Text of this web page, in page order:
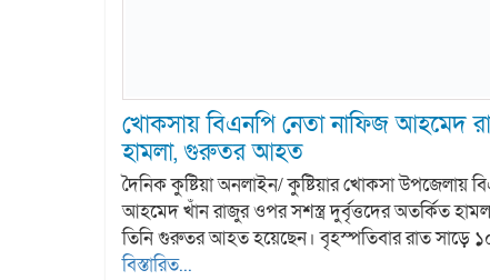
খোকসায় বিএনপি নেতা নাফিজ আহমেদ
হামলা, গুরুতর আহত
দৈনিক কুষ্টিয়া অনলাইন/ কুষ্টিয়ার খোকসা উপজেলায়
আহমেদ খাঁন রাজুর ওপর সশস্ত্র দুর্বৃত্তদের অতর্কিত
তিনি গুরুতর আহত হয়েছেন। বৃহস্পতিবার রাত সাড়ে
বিস্তারিত...